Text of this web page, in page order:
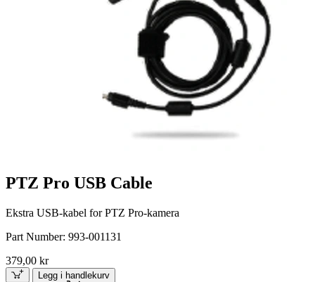
PTZ Pro USB Cable
Ekstra USB-kabel for PTZ Pro-kamera
Part Number: 993-001131
379,00 kr
Legg i handlekurv